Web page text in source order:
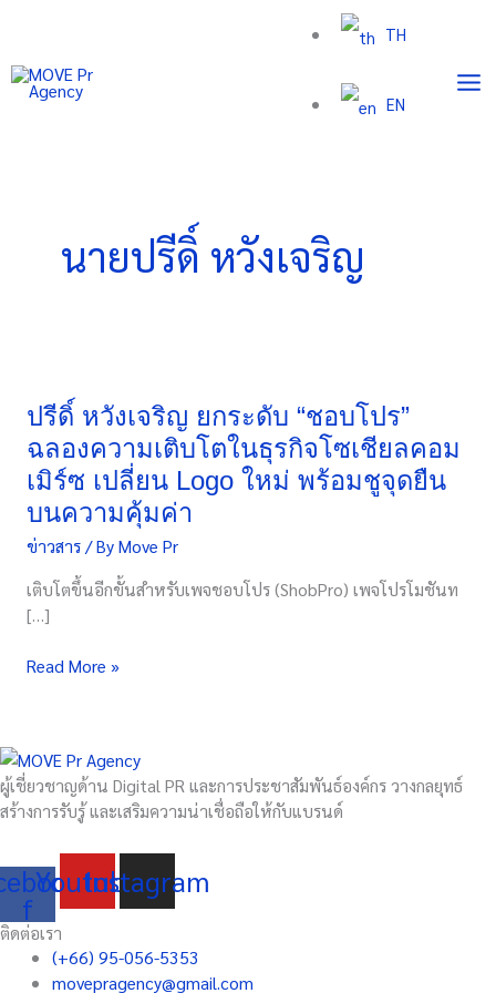
content
TH
EN
นายปรีดิ์ หวังเจริญ
ปรีดิ์ หวังเจริญ ยกระดับ “ชอบโปร”
ฉลองความเติบโตในธุรกิจโซเชียลคอม
เมิร์ซ เปลี่ยน Logo ใหม่ พร้อมชูจุดยืน
บนความคุ้มค่า
ข่าวสาร/ ByMove Pr
เติบโตขึ้นอีกขั้นสำหรับเพจชอบโปร (ShobPro) เพจโปรโมชันท
[…]
เจริญ
ยก
ระดับ
“ชอบ
โปร”
ฉลอง
เติบโต
ใน
โซ
เมิร์ซ
เปลี่ยน
Logo
พร้อม
ชู
จุดยืน
บน
ความ
Read More »
ผู้เชี่ยวชาญด้าน Digital PR และการประชาสัมพันธ์องค์กร วางกลยุทธ์
สร้างการรับรู้ และเสริมความน่าเชื่อถือให้กับแบรนด์
f
Youtube
Instagram
ติดต่อเรา
(+66) 95-056-5353
movepragency@gmail.com